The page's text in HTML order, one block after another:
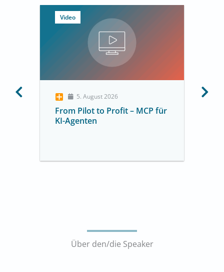
Video
5. August 2026
From Pilot to Profit – MCP für
KI-Agenten
Über den/die Speaker